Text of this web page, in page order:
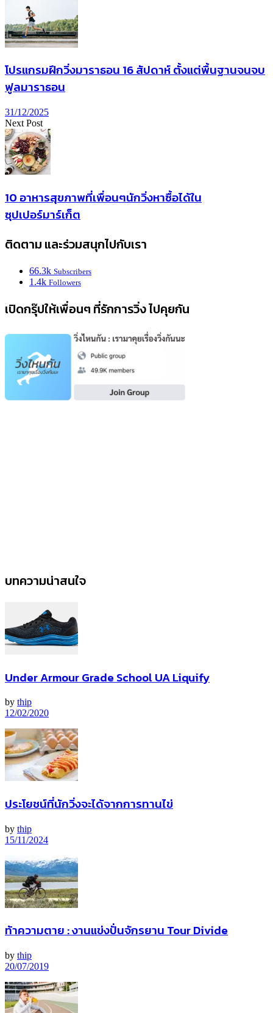
โปรแกรมฝึกวิ่งมาราธอน 16 สัปดาห์ ตั้งแต่พื้นฐานจนจบ
ฟูลมาราธอน
31/12/2025
Next Post
10 อาหารสุขภาพที่เพื่อนๆนักวิ่งหาซื้อได้ใน
ซุปเปอร์มาร์เก็ต
ติดตาม และร่วมสนุกไปกับเรา
66.3k Subscribers
1.4k Followers
เปิดกรุ๊ปให้เพื่อนๆ ที่รักการวิ่ง ไปคุยกัน
บทความน่าสนใจ
Under Armour Grade School UA Liquify
by thip
12/02/2020
ประโยชน์ที่นักวิ่งจะได้จากการทานไข่
by thip
15/11/2024
ท้าความตาย : งานแข่งปั่นจักรยาน Tour Divide
by thip
20/07/2019